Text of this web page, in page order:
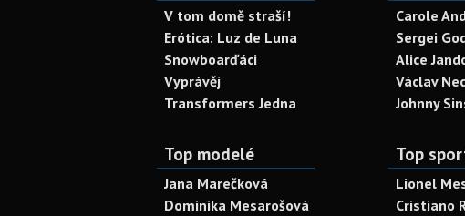
V tom domě straší!
Erótica: Luz de Luna
Snowboarďáci
Vyprávěj
Transformers Jedna
Carole
Sergei
Alice
Václav
Johnny
Top modelé
Jana Marečková
Dominika Mesarošová
Top
Lionel
Cristiano